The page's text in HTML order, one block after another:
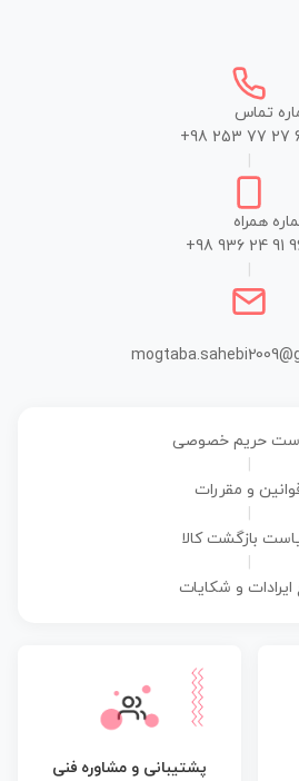
تماس
+98 253 77 27
همراه
+98 936 24 91
حریم خصوصی
و مقررات
بازگشت کالا
ایرادات و شکایات
پشتیبانی و مشاوره فنی